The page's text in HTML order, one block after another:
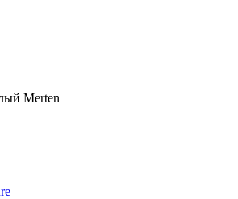
Merten